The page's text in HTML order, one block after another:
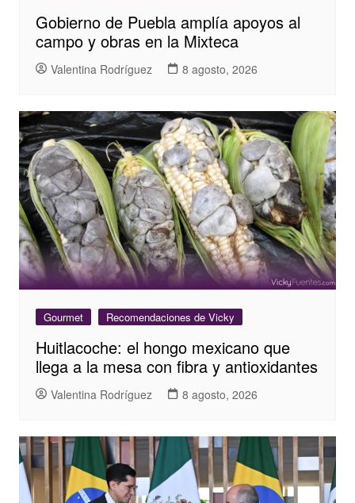
Gobierno de Puebla amplía apoyos al
campo y obras en la Mixteca
Valentina Rodríguez 8 agosto, 2026
Gourmet Recomendaciones de Vicky
Huitlacoche: el hongo mexicano que
llega a la mesa con fibra y antioxidantes
Valentina Rodríguez 8 agosto, 2026